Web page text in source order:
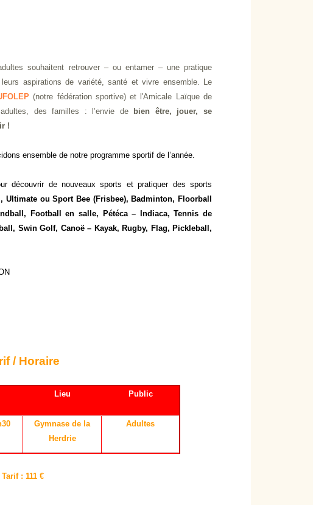
souhaitent retrouver – ou entamer – une pratique
aspirations de variété, santé et vivre ensemble. Le
(notre fédération sportive) et l'Amicale Laïque de
des familles : l’envie de
bien être, jouer, se
!
ensemble de notre programme sportif de l’année.
découvrir de nouveaux sports et pratiquer des sports
Ultimate ou Sport Bee (Frisbee), Badminton, Floorball
Football en salle, Pétéca – Indiaca, Tennis de
Swin Golf, Canoë – Kayak, Rugby, Flag, Pickleball,
/ Horaire
Lieu Public
Gymnase de la
Herdrie
Adultes
Tarif : 111 €